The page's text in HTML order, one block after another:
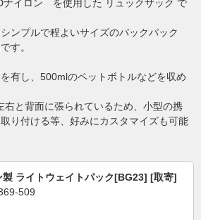
ナイロン を使用した リュックサック で
ンプルで程よいサイズのバックパック
す。
有し、500mlのペットボトルなどを収め
右と背面に張られているため、小型の携
り付ける等、好みにカスタマイズも可能
製 ライトウェイトパック[BG23] [取寄]
509